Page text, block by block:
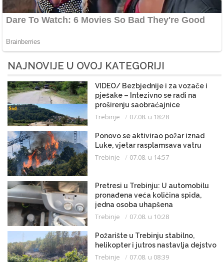
NAJNOVIJE U OVOJ KATEGORIJI
VIDEO/ Bezbjednije i za vozače i
pješake – Intezivno se radi na
proširenju saobraćajnice
Trebinje 07.08. u 18:28
Ponovo se aktivirao požar iznad
Luke, vjetar rasplamsava vatru
Trebinje 07.08. u 14:57
Pretresi u Trebinju: U automobilu
pronađena veća količina spida,
jedna osoba uhapšena
Trebinje 07.08. u 10:28
Požarište u Trebinju stabilno,
helikopter i jutros nastavlja dejstvo
Trebinje 07.08. u 08:39